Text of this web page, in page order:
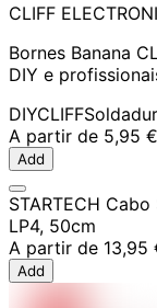
CLIFF
Bornes Banana
DIY e
DIYCLIFF
A partir de 5,95 €
Add
STARTECH
LP4, 50cm
A partir de 13,95
Add